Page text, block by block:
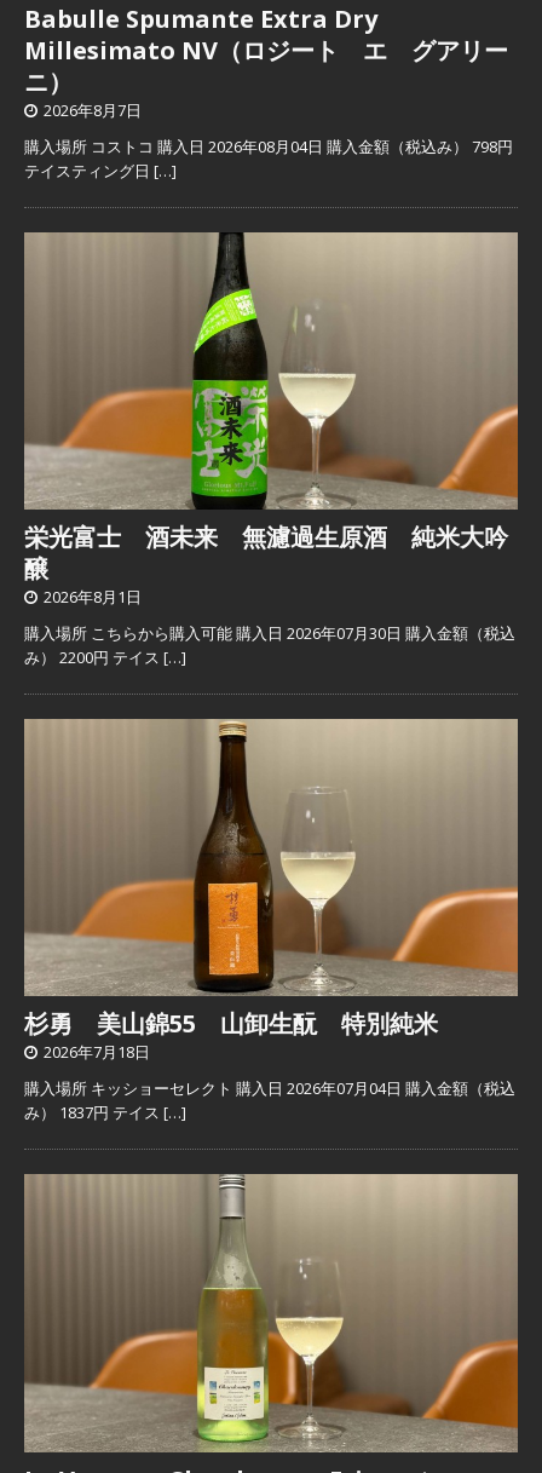
Babulle Spumante Extra Dry
Millesimato NV（ロジート エ グアリー
ニ）
2026年8月7日
購入場所 コストコ 購入日 2026年08月04日 購入金額（税込み） 798円
テイスティング日 […]
栄光富士 酒未来 無濾過生原酒 純米大吟
醸
2026年8月1日
購入場所 こちらから購入可能 購入日 2026年07月30日 購入金額（税込
み） 2200円 テイス […]
杉勇 美山錦55 山卸生酛 特別純米
2026年7月18日
購入場所 キッショーセレクト 購入日 2026年07月04日 購入金額（税込
み） 1837円 テイス […]